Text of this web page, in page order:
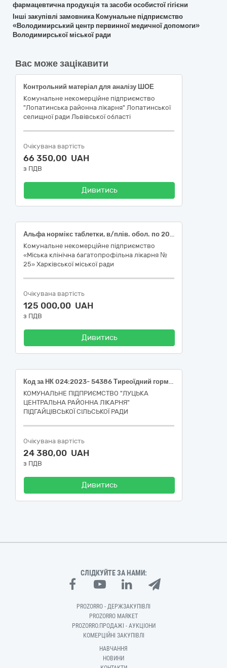
фармацевтична продукція та засоби особистої гігієни
Інші закупівлі замовника Комунальне підприємство
«Володимирський центр первинної медичної допомоги»
Володимирської міської ради
Вас може зацікавити
Контрольний матеріал для аналізу ШОЕ
Комунальне некомерційне підприємство
"Лопатинська районна лікарня" Лопатинської
селищної ради Львівської області
Очікувана вартість
66 350,00 UAH
з ПДВ
Дивитись
Альфа нормікс таблетки, в/плів. обол. по 200 мг №28; (Rifaximin); Гліцеринові супозиторії супозиторії по 2,63 г №10 (Glycerol); Гліцеринові супозиторії супозиторії по 0,88 г №10 (Glycerol); Індометацин Софарма супозиторії по 50 мг №6 (Indometacin); Метронідазол супозиторії вагінальні по 0,1 г №10 (Metronidazole); Банеоцин порошок нашкірний по 10 г у конт. (Comb drug); Соритмік таблетки по 80 мг №20 (Sotalol); Сульпірид-ЗН розчин для ін’єкцій 50 мг/мл по 2 мл в ампулі №10 (Sulpiride); Бравадин таблетки, в/плів. обол. по 5 мг №28 (Ivabradine); Аргосульфан крем 20 мг/г по 40 г у тубі (Sulfathiazole); Йоддицерин розчин нашкірний 5 мг/г по 25 мл у флаконі (Iodine); Ксантинолу нікотинат розчин для ін’єкцій 150 мг/мл по 2 мл в ампулі №10 (Xantinol nicotinate); Цинкова мазь 10 % по 20 г у тубах (Zinc oxide); Вертинекс таблетки по 5 мг №100 (Prochlorperazine); Едоксакорд таблетки, в/плів. обол. по 60 мг №30 (Edoxaban); Едоксакорд таблетки, в/плів. обол. по 30 мг №30 (Edoxaban); Мотоприд таблетки в/плів. обол. по 50 мг №40 (Itopride); Лукаст таблетки, в/плів. обол. по 10 мг №30 (Montelukast)
Комунальне некомерційне підприємство
«Міська клінічна багатопрофільна лікарня №
25» Харківської міської ради
Очікувана вартість
125 000,00 UAH
з ПДВ
Дивитись
Код за НК 024:2023- 54386 Тиреоїдний гормон (ТТГ) IVD (діагностика in vitro), набір, імунохемілюмінесцентний аналіз код за НК 031:2024 W01020499 ГОРМОНИ ЩИТОВИДНОЇ ЗАЛОЗИ –ІНШЕ (33696500-0 – Лабораторні реактиви); код за НК 024:2023- 63377 Засіб для очищення приладу/ аналізатора IVD (діагностика in vitro ) код НК 031:2024- W0201010185 Хімічні аналізатори – витратні матеріали (33696500-0 – Лабораторні реактиви) код за ДК 021:2015 33690000-3 Лікарські засоби різні
КОМУНАЛЬНЕ ПІДПРИЄМСТВО "ЛУЦЬКА
ЦЕНТРАЛЬНА РАЙОННА ЛІКАРНЯ"
ПІДГАЙЦІВСЬКОЇ СІЛЬСЬКОЇ РАДИ
Очікувана вартість
24 380,00 UAH
з ПДВ
Дивитись
СЛІДКУЙТЕ ЗА НАМИ:
PROZORRO - ДЕРЖЗАКУПІВЛІ
PROZORRO MARKET
PROZORRO.ПРОДАЖІ - АУКЦІОНИ
КОМЕРЦІЙНІ ЗАКУПІВЛІ
НАВЧАННЯ
НОВИНИ